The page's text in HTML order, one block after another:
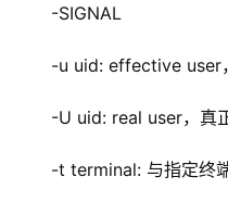
-SIGNAL
-u uid: effective user
-U uid: real user，真
-t terminal: 与指定终